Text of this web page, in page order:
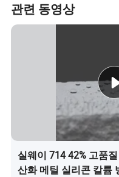
기질 내 수분 흡수를
무색 및 무색 보호 기
유지𝕩니다 기질
침투력과 통기성
관련 동영상
실웨이 714 42% 고품
산화 메틸 실리콘 칼륨